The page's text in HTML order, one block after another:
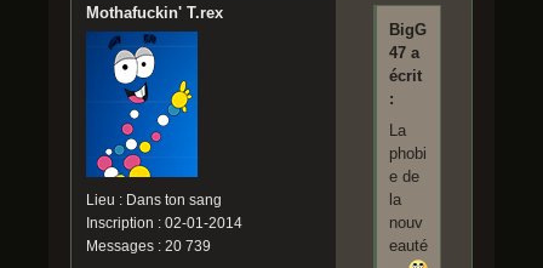
Mothafuckin' T.rex
Lieu : Dans ton sang
Inscription : 02-01-2014
Messages : 20 739
BigG
47 a
écrit
:
La
phobi
e de
la
nouv
eauté